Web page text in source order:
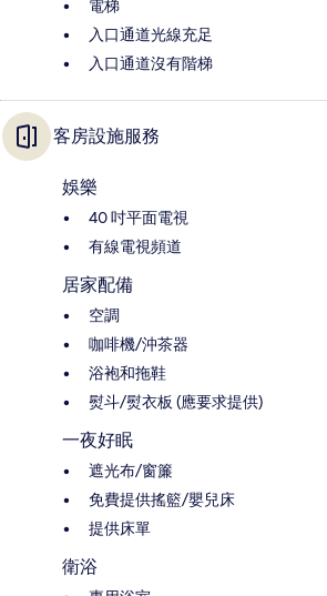
電梯
入口通道光線充足
入口通道沒有階梯
客房設施服務
娛樂
40 吋平面電視
有線電視頻道
居家配備
空調
咖啡機/沖茶器
浴袍和拖鞋
熨斗/熨衣板 (應要求提供)
一夜好眠
遮光布/窗簾
免費提供搖籃/嬰兒床
提供床單
衛浴